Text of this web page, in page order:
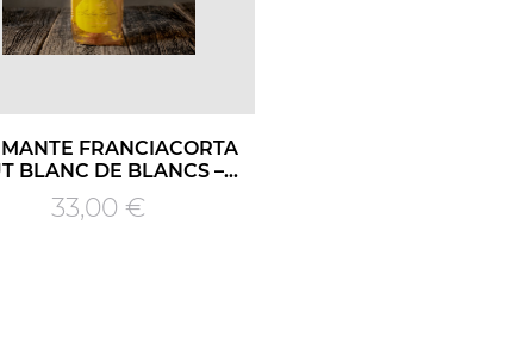
FRANCIACORTA
BLANC DE BLANCS –...
Prezzo
33,00 €